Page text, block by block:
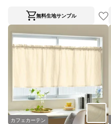
無料生地サンプル
カフェカーテン